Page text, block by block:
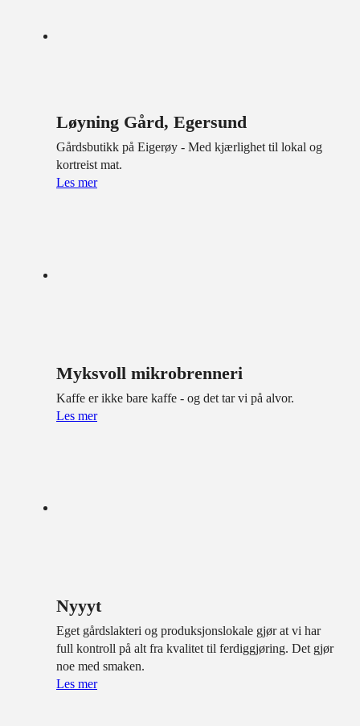
Løyning Gård, Egersund
Gårdsbutikk på Eigerøy - Med kjærlighet til lokal og
kortreist mat.
Les mer
Myksvoll mikrobrenneri
Kaffe er ikke bare kaffe - og det tar vi på alvor.
Les mer
Nyyyt
Eget gårdslakteri og produksjonslokale gjør at vi har
full kontroll på alt fra kvalitet til ferdiggjøring. Det gjør
noe med smaken.
Les mer